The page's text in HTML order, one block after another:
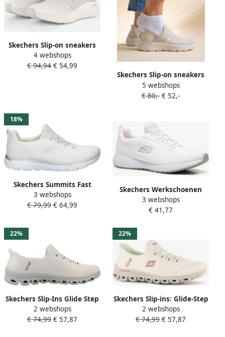
Skechers Slip-on sneakers
ARCH FIT 2.0 slipper
vrijetijdsschoen met arch-fit
4 webshops
€ 94,94 € 54,99
Skechers Slip-on sneakers
GO WALK FLEX-GRAND
ENTRY Slipper met slip-ins
5 webshops
€ 80,- € 52,-
18%
Skechers Summits Fast
Attraction Sneakers Dames
3 webshops
€ 79,99 € 64,99
Skechers Werkschoenen
SQUAD SR sneakers voor
horeca & zorg met
3 webshops
€ 41,77
22%
Skechers Slip-Ins Glide Step
Vibey off-white pantoffels
2 webshops
€ 74,99 € 57,87
22%
Skechers Slip-ins: Glide-Step
dames sneakers wit Extra
comfort Memory Foam
2 webshops
€ 74,99 € 57,87